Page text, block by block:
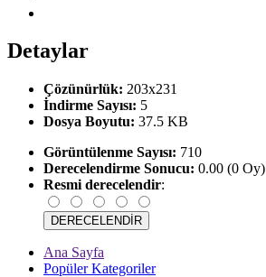
Detaylar
Çözünürlük: 203x231
İndirme Sayısı: 5
Dosya Boyutu: 37.5 KB
Görüntülenme Sayısı: 710
Derecelendirme Sonucu: 0.00 (0 Oy)
Resmi derecelendir:
Ana Sayfa
Popüler Kategoriler